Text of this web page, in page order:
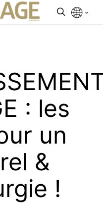
: les
un
&
!